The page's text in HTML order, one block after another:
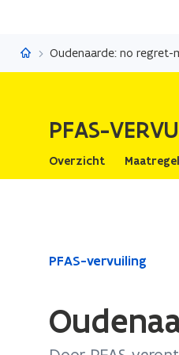
PFAS-vervuiling
Oudenaarde: no regret-
PFAS-
Overzicht
Gedaan
bevindt
PFAS-vervuiling